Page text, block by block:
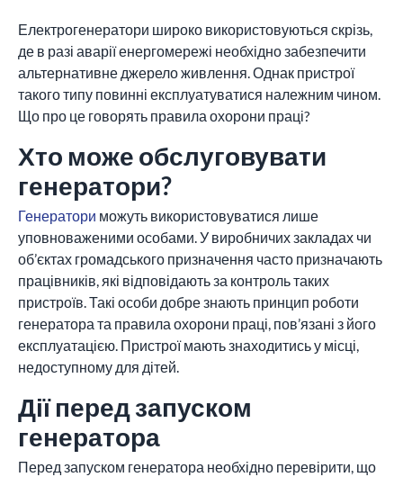
Електрогенератори широко використовуються скрізь,
де в разі аварії енергомережі необхідно забезпечити
альтернативне джерело живлення. Однак пристрої
такого типу повинні експлуатуватися належним чином.
Що про це говорять правила охорони праці?
Хто може обслуговувати
генератори?
Генератори можуть використовуватися лише
уповноваженими особами. У виробничих закладах чи
об’єктах громадського призначення часто призначають
працівників, які відповідають за контроль таких
пристроїв. Такі особи добре знають принцип роботи
генератора та правила охорони праці, пов’язані з його
експлуатацією. Пристрої мають знаходитись у місці,
недоступному для дітей.
Дії перед запуском
генератора
Перед запуском генератора необхідно перевірити, що